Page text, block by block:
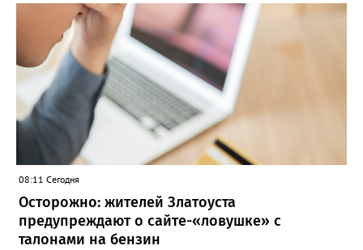
прослушивания участников, мастер-классы от ведущих
наставников, выступления победителей прошлых лет и
приглашённых артистов», - сообщает оргкомитет. Вход на все
фестивальные мероприятия будет свободным. В 2025 году в
фестивале участвовали 26 финалистов из городов
Челябинской, Свердловской, Курганской, Оренбургской
областей, Ханты-Мансийского автономного округа и
Республики Башкортостан. Приглашённой звездой стал
идейный вдохновитель, организатор фестиваля, эстрадный
певец, победитель главного патриотического конкурса страны
«Солдатский конверт», лауреат премии в области культуры и
искусства «Золотая лира», участник телевизионных проектов
на Первом канале, обладатель звания «Голос страны» Алексей
Ковин.
08:11 Сегодня
Осторожно: жителей Златоуста
предупреждают о сайте-«ловушке» с
талонами на бензин